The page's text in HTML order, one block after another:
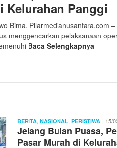
Kelurahan Panggi
Bima, Pilarmedianusantara.com
menggencarkan pelaksanaan
Baca Selengkapnya
BERITA NASIONAL PERISTIWA Ibnu
Sayyid
15/
Jelang Bulan Puasa,
Pasar Murah di